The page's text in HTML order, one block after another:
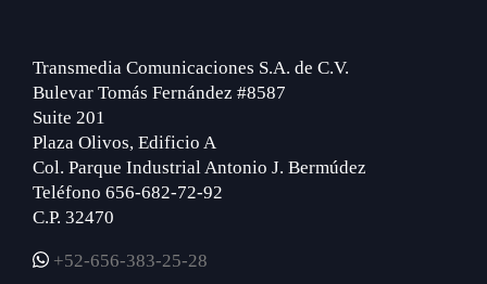
Transmedia Comunicaciones S.A. de C.V.
Bulevar Tomás Fernández #8587
Suite 201
Plaza Olivos, Edificio A
Col. Parque Industrial Antonio J. Bermúdez
Teléfono 656-682-72-92
C.P. 32470
+52-656-383-25-28